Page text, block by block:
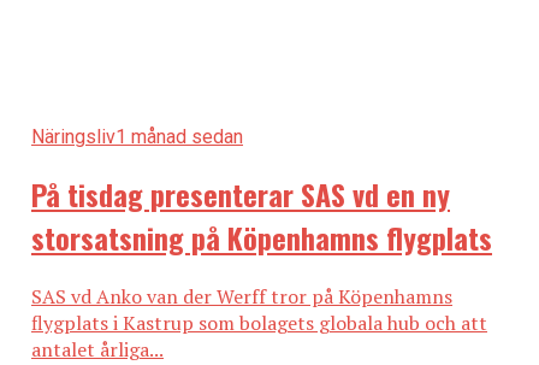
Näringsliv1 månad sedan
På tisdag presenterar SAS vd en ny
storsatsning på Köpenhamns flygplats
SAS vd Anko van der Werff tror på Köpenhamns
flygplats i Kastrup som bolagets globala hub och att
antalet årliga...